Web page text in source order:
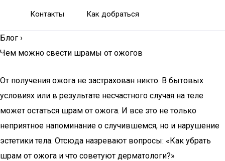
Контакты Как добраться
Блог ›
Чем можно свести шрамы от ожогов
От получения ожога не застрахован никто. В бытовых
условиях или в результате несчастного случая на теле
может остаться шрам от ожога. И все это не только
неприятное напоминание о случившемся, но и нарушение
эстетики тела. Отсюда назревают вопросы: «Как убрать
шрам от ожога и что советуют дерматологи?»